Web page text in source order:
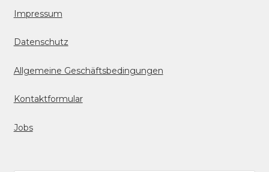
Impressum
Datenschutz
Allgemeine Geschäftsbedingungen
Kontaktformular
Jobs